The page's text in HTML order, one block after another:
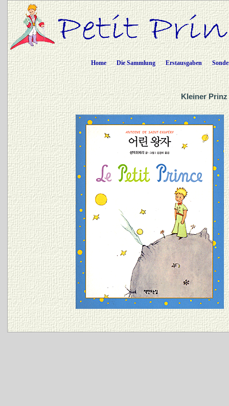
Home Die Sammlung Erstausgaben
Kleiner Prinz